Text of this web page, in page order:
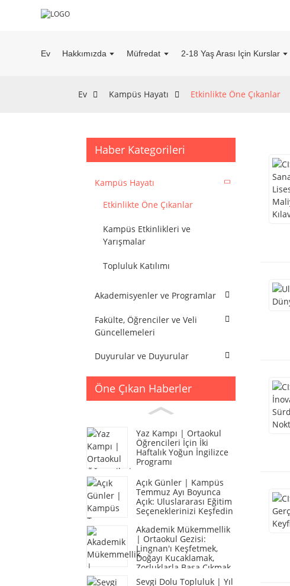
Ev Hakkımızda Müfredat 2-18 Yaş Arası Için Kurslar
Ev Kampüs Hayatı Etkinlikte Öne Çıkanlar
Haber Kategorileri
Kampüs Hayatı
Etkinlikte Öne Çıkanlar
Kampüs Etkinlikleri ve
Yarışmalar
Topluluk Katılımı
Akademisyenler ve Programlar
Fakülte, Öğrenciler ve Veli
Güncellemeleri
Duyurular ve Duyurular
Öne Çıkan Haberler
Yaz Kampı | Ortaokul
Öğrencileri İçin İki
Haftalık Yoğun İngilizce
Programı
Açık Günler | Kampüs
Temmuz Ayı Boyunca
Açık: Uluslararası Eğitim
Seçeneklerinizi Keşfedin
Akademik Mükemmellik
| Ortaokul Gezisi:
Lingnan'ı Keşfetmek,
Doğayı Kucaklamak,
Zorluklarla Başa Çıkmak
Sevgi Dolu Topluluk | Yıl